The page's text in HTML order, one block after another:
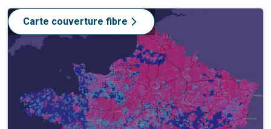
Carte couverture fibre